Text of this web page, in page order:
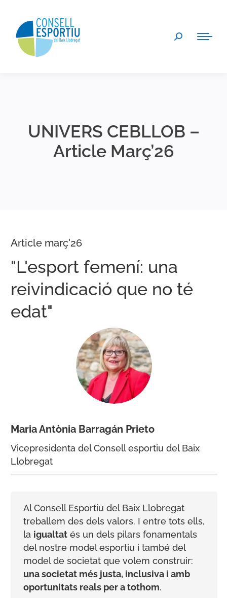
Search:
UNIVERS CEBLLOB –
Article Març’26
Article març'26
"L'esport femení: una
reivindicació que no té
edat"
Maria Antònia Barragán Prieto
Vicepresidenta del Consell esportiu del Baix
Llobregat
Al Consell Esportiu del Baix Llobregat
treballem des dels valors. I entre tots ells,
la igualtatés un dels pilars fonamentals
del nostre model esportiu i també del
model de societat que volem construir:
una societat més justa, inclusiva i amb
oportunitats reals per a tothom.